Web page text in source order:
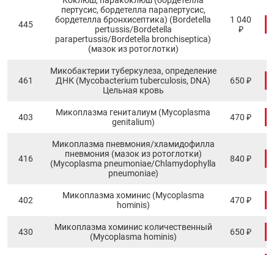
445
пертусис, бордетелла парапертусис,
бордетелла бронхисептика) (Bordetella
pertussis/Bordetella
parapertussis/Bordetella bronchiseptica)
(мазок из ротоглотки)
1 040
₽
461
Микобактерии туберкулеза, определение
ДНК (Mycobacterium tuberculosis, DNA)
Цельная кровь
650 ₽
403
Микоплазма гениталиум (Mycoplasma
genitalium)
470 ₽
416
Микоплазма пневмония/хламидофилла
пневмония (мазок из ротоглотки)
(Mycoplasma pneumoniae/Chlamydophylla
pneumoniae)
840 ₽
402
Микоплазма хоминис (Mycoplasma
hominis)
470 ₽
430
Микоплазма хоминис количественный
(Mycoplasma hominis)
650 ₽